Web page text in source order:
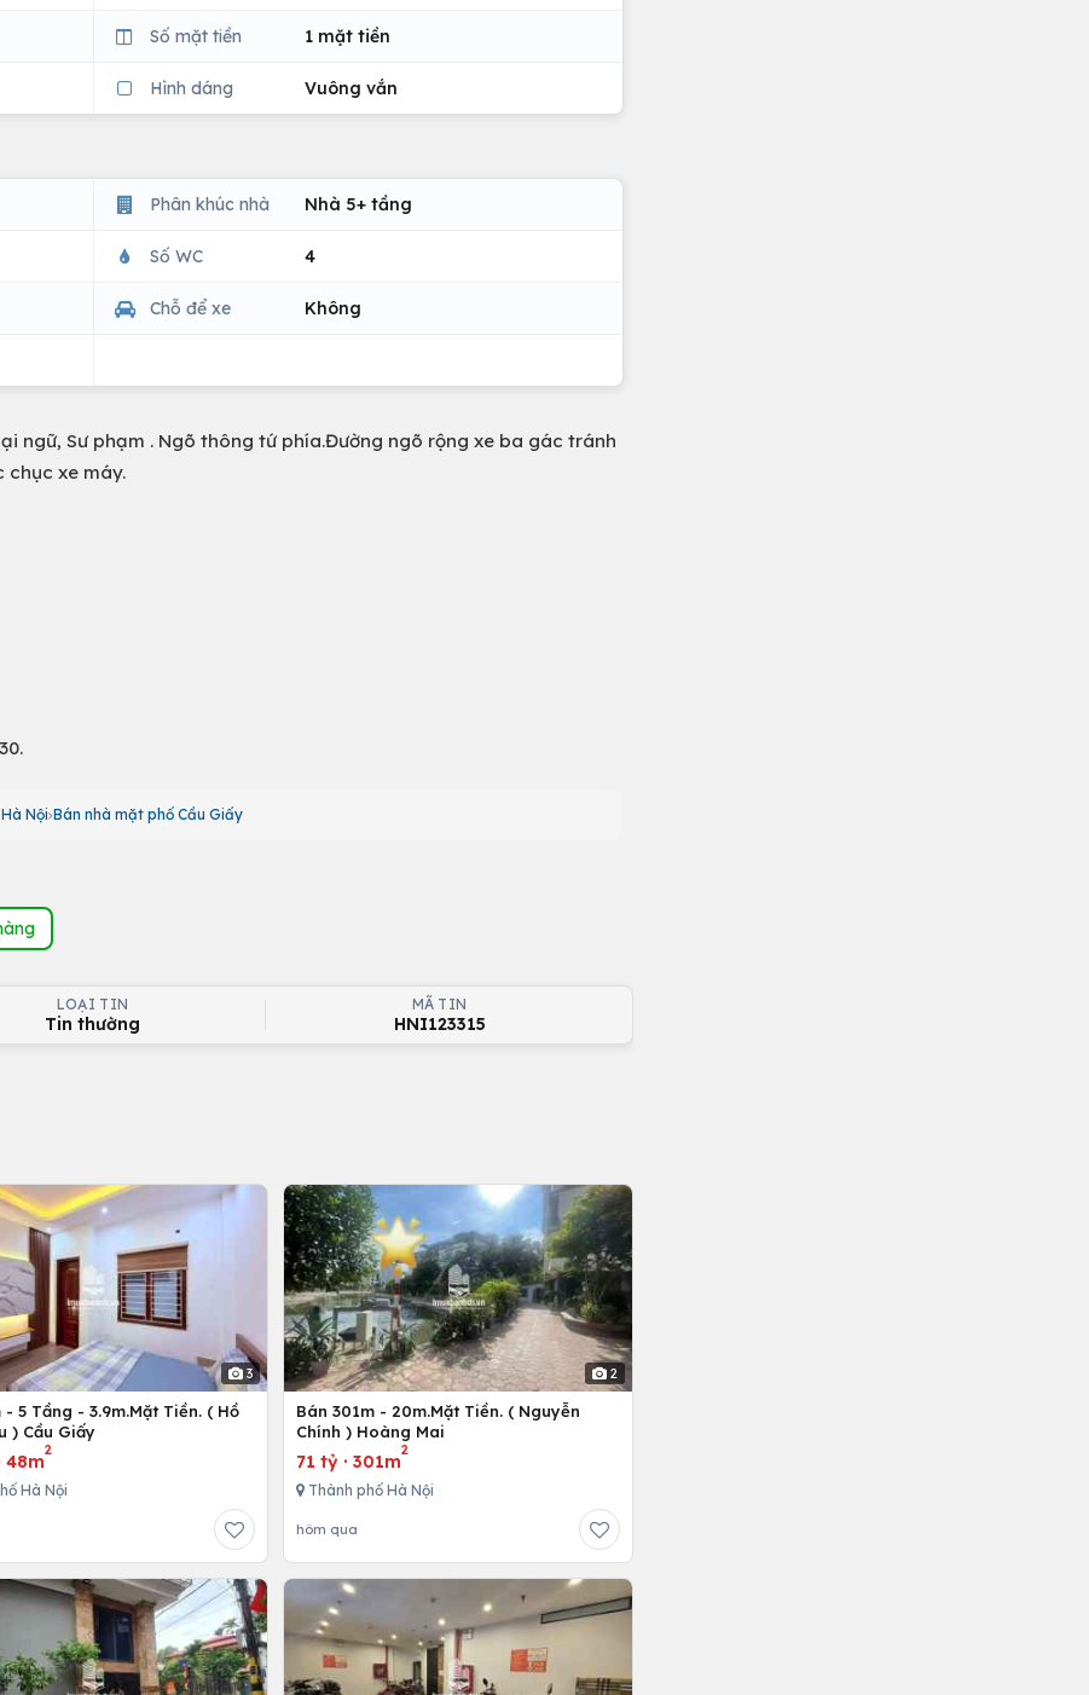
Số mặt tiền 1 mặt tiền
Hình dáng Vuông vắn
Phân khúc nhà Nhà 5+ tầng
Số WC 4
Chỗ để xe Không
ngữ, Sư phạm . Ngõ thông tứ phía.Đường ngõ rộng xe ba gác tránh
chục xe máy.
Nội Bán nhà mặt phố Cầu Giấy
LOẠI TIN
Tin thường
MÃ TIN
HNI123315
3
- 5 Tầng - 3.9m.Mặt Tiền. ( Hồ
) Cầu Giấy
48m
2
Hà Nội
2
Bán 301m - 20m.Mặt Tiền. ( Nguyễn
Chính ) Hoàng Mai
71 tỷ· 301m
2
Thành phố Hà Nội
hôm qua